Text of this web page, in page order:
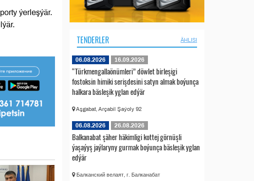
ýerleşýär.
TENDERLER ÄHLISI
06.08.2026 16.09.2026
“Türkmengallaönümleri” döwlet birleşigi
fostoksin himiki serişdesini satyn almak boýunça
halkara bäsleşik yglan edýär
Aşgabat, Arçabil Şaýoly 92
06.08.2026 26.08.2026
Balkanabat şäher häkimligi kottej görnüşli
ýaşaýyş jaýlaryny gurmak boýunça bäsleşik yglan
edýär
Балканский велаят, г. Балканабат